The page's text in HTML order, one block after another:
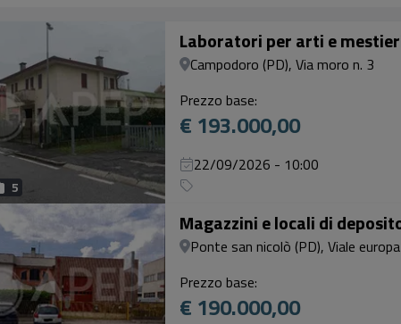
5
Laboratori per arti e
Campodoro (PD), Via moro n. 3
Prezzo base:
€ 193.000,00
22/09/2026 - 10:00
Magazzini e locali di
Ponte san nicolò (PD), Viale
Prezzo base:
€ 190.000,00